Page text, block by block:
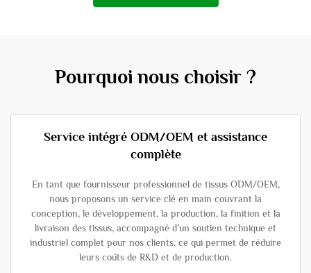
Pourquoi nous choisir ?
Service intégré ODM/OEM et assistance
complète
En tant que fournisseur professionnel de tissus ODM/OEM,
nous proposons un service clé en main couvrant la
conception, le développement, la production, la finition et la
livraison des tissus, accompagné d’un soutien technique et
industriel complet pour nos clients, ce qui permet de réduire
leurs coûts de R&D et de production.